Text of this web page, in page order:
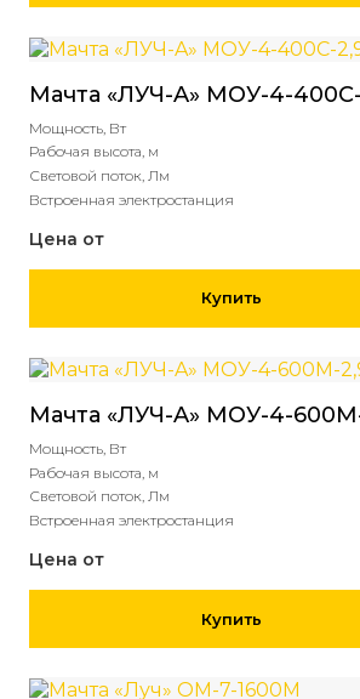
Мачта «ЛУЧ-A» МОУ-4-
Мощность, Вт
Рабочая высота, м
Световой поток, Лм
Встроенная электростанция
Цена от
Купить
Мачта «ЛУЧ-A» МОУ-4-
Мощность, Вт
Рабочая высота, м
Световой поток, Лм
Встроенная электростанция
Цена от
Купить